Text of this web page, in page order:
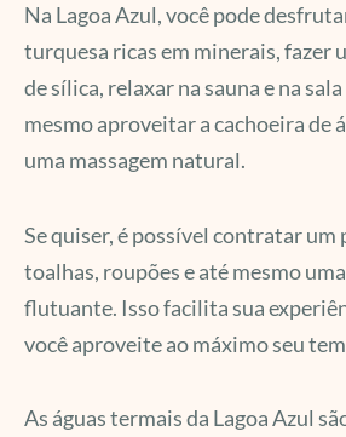
Na Lagoa Azul, você pode
turquesa ricas em minerais, fazer
de sílica, relaxar na sauna e na
mesmo aproveitar a cachoeira de
uma massagem natural.
Se quiser, é possível contratar um
toalhas, roupões e até mesmo
flutuante. Isso facilita sua
você aproveite ao máximo seu
As águas termais da Lagoa Azul